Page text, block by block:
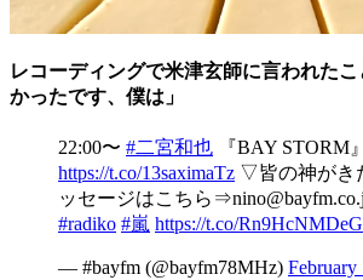
レコーディングで米津玄師に言われた
かったです、僕は」
22:00〜 #二宮和也 『BAY STORM』
https://t.co/13saximaTz ▽皆の神がき
ッセージはこちら
#radiko #嵐 https://t.co/Rn9HcNMDeG
— #bayfm (@bayfm78MHz) February